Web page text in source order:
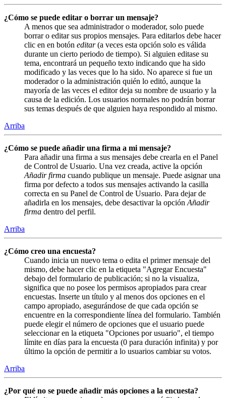
¿Cómo se puede editar o borrar un mensaje?
A menos que sea administrador o moderador, solo puede
borrar o editar sus propios mensajes. Para editarlos debe hacer
clic en en botón editar(a veces esta opción solo es válida
durante un cierto periodo de tiempo). Si alguien editase su
tema, encontrará un pequeño texto indicando que ha sido
modificado y las veces que lo ha sido. No aparece si fue un
moderador o la administración quién lo editó, aunque la
mayoría de las veces el editor deja su nombre de usuario y la
causa de la edición. Los usuarios normales no podrán borrar
sus temas después de que alguien haya respondido al mismo.
Arriba
¿Cómo se puede añadir una firma a mi mensaje?
Para añadir una firma a sus mensajes debe crearla en el Panel
de Control de Usuario. Una vez creada, active la opción
Añadir firma cuando publique un mensaje. Puede asignar una
firma por defecto a todos sus mensajes activando la casilla
correcta en su Panel de Control de Usuario. Para dejar de
añadirla en los mensajes, debe desactivar la opción Añadir
firma dentro del perfil.
Arriba
¿Cómo creo una encuesta?
Cuando inicia un nuevo tema o edita el primer mensaje del
mismo, debe hacer clic en la etiqueta "Agregar Encuesta"
debajo del formulario de publicación; si no la visualiza,
significa que no posee los permisos apropiados para crear
encuestas. Inserte un título y al menos dos opciones en el
campo apropiado, asegurándose de que cada opción se
encuentre en la correspondiente línea del formulario. También
puede elegir el número de opciones que el usuario puede
seleccionar en la etiqueta "Opciones por usuario", el tiempo
límite en días para la encuesta (0 para duración infinita) y por
último la opción de permitir a lo usuarios cambiar su votos.
Arriba
¿Por qué no se puede añadir más opciones a la encuesta?